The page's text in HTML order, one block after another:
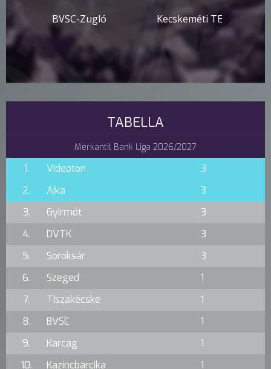
BVSC-Zugló Kecskeméti TE
TABELLA
Merkantil Bank Liga 2026/2027
1. Videoton
3
2.
Ajka
3
3.
Gyirmót
3
4.
DVTK
3
5.
Soroksár
3
6.
Szeged
1
7.
Tiszakécske
1
8.
BVSC
1
9.
Karcag
1
10.
Kazincbarcika 1